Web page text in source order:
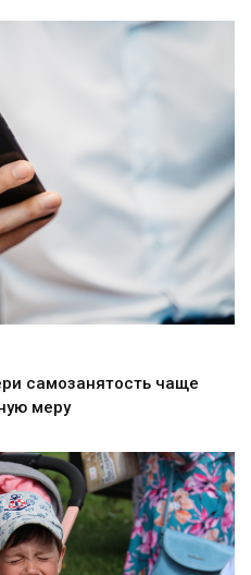
самозанятость чаще
меру